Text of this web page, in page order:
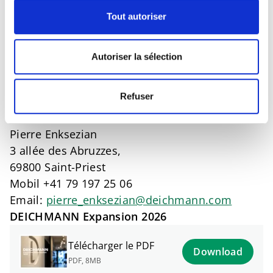
Tout autoriser
Autoriser la sélection
Refuser
Deichmann s’agrandit
Nous recherchons constamment de nouveaux
sites en bon état pour ouvrir de nouvelles
filiales dans les centres-villes, les zones
piétonnières, les centres commerciaux et les
Pierre Enksezian
3 allée des Abruzzes,
69800 Saint-Priest
Mobil +41 79 197 25 06
Email: pierre_enksezian@deichmann.com
DEICHMANN Expansion 2026
Télécharger le PDF
PDF, 8MB
Download